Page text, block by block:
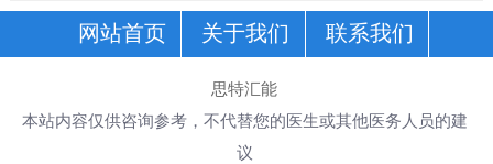
网站首页 关于我们 联系我们
思特汇能
本站内容仅供咨询参考，不代替您的医生或其他医务人员的建
议